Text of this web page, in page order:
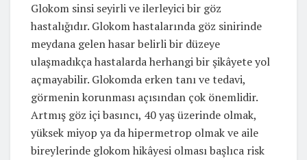
Glokom sinsi seyirli ve ilerleyici bir göz
hastalığıdır. Glokom hastalarında göz sinirinde
meydana gelen hasar belirli bir düzeye
ulaşmadıkça hastalarda herhangi bir şikâyete yol
açmayabilir. Glokomda erken tanı ve tedavi,
görmenin korunması açısından çok önemlidir.
Artmış göz içi basıncı, 40 yaş üzerinde olmak,
yüksek miyop ya da hipermetrop olmak ve aile
bireylerinde glokom hikâyesi olması başlıca risk